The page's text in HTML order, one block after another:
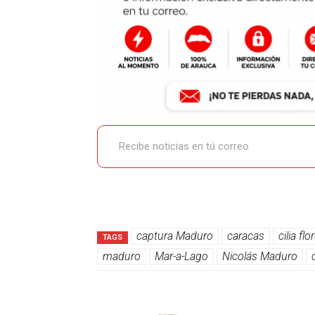
Recibe noticias en tú correo
TAGS captura Maduro caracas cilia
maduro
Mar-a-Lago Nicolás Maduro